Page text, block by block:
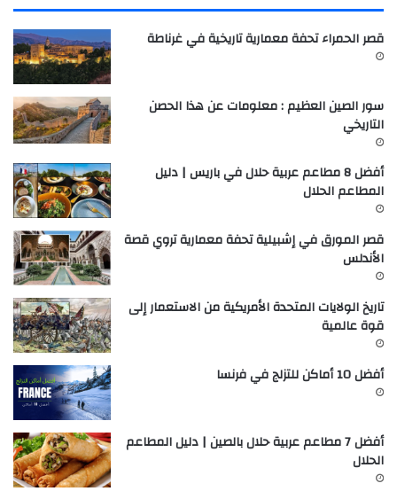
قصر الحمراء تحفة معمارية تاريخية في غرناطة
سور الصين العظيم : معلومات عن هذا الحصن
التاريخي
أفضل 8 مطاعم عربية حلال في باريس | دليل
المطاعم الحلال
قصر المورق في إشبيلية تحفة معمارية تروي قصة
الأندلس
تاريخ الولايات المتحدة الأمريكية من الاستعمار إلى
قوة عالمية
أفضل 10 أماكن للتزلج في فرنسا
أفضل 7 مطاعم عربية حلال بالصين | دليل المطاعم
الحلال